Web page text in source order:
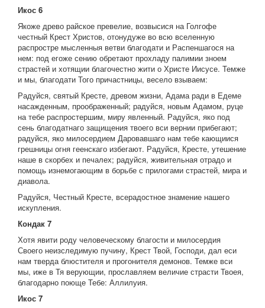
Икос 6
Якоже древо райское превелие, возвысися на Голгофе
честный Крест Христов, отонудуже во всю вселенную
распростре мысленныя ветви благодати и Распеншагося на
нем: под егоже сению обретают прохладу палимии зноем
страстей и хотящии благочестно жити о Христе Иисусе. Темже
и мы, благодати Того причастницы, весело взываем:
Радуйся, святый Кресте, древом жизни, Адама ради в Едеме
насажденным, проображенный; радуйся, новым Адамом, руце
на тебе распростершим, миру явленный. Радуйся, яко под
сень благодатнаго защищения твоего вси вернии прибегают;
радуйся, яко милосердием Даровавшаго нам тебе кающиися
грешницы огня геенскаго избегают. Радуйся, Кресте, утешение
наше в скорбех и печалех; радуйся, живительная отрадо и
помощь изнемогающим в борьбе с прилогами страстей, мира и
диавола.
Радуйся, Честный Кресте, всерадостное знамение нашего
искупления.
Кондак 7
Хотя явити роду человеческому благости и милосердия
Своего неизследимую пучину, Крест Твой, Господи, дал еси
нам тверда блюстителя и прогонителя демонов. Темже вси
мы, иже в Тя верующии, прославляем величие страсти Твоея,
благодарно поюще Тебе: Аллилуия.
Икос 7